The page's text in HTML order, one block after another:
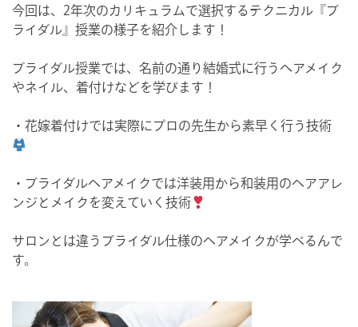
今回は、2年次のカリキュラムで選択するテクニカル『ブ
ライダル』授業の様子を紹介します！
ブライダル授業では、名前の通り結婚式に行うヘアメイク
やネイル、着付けなどを学びます！
・花嫁着付けでは実際にプロの先生から素早く行う技術
・ブライダルヘアメイクでは洋装用から和装用のヘアアレ
ンジとメイクを変えていく技術
サロンとは違うブライダル仕様のヘアメイクが学べるんで
す。